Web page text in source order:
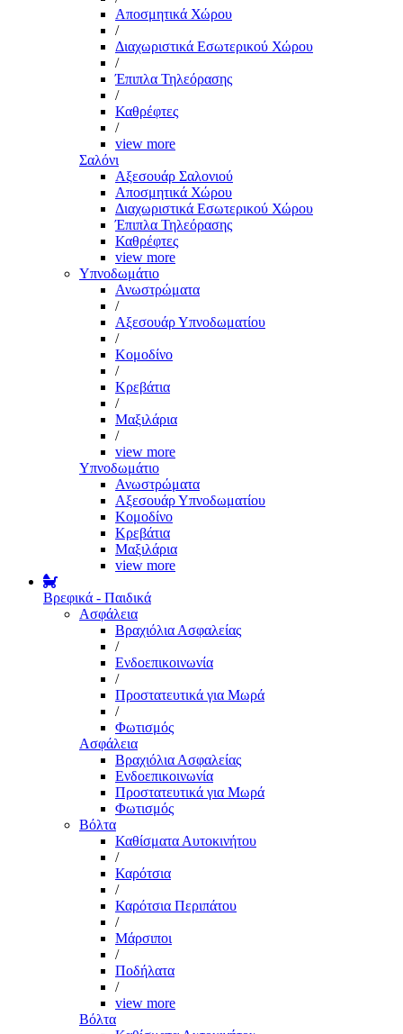
Αποσμητικά Χώρου
/
Διαχωριστικά Εσωτερικού Χώρου
/
Έπιπλα Τηλεόρασης
/
Καθρέφτες
/
view more
Σαλόνι
Αξεσουάρ Σαλονιού
Αποσμητικά Χώρου
Διαχωριστικά Εσωτερικού Χώρου
Έπιπλα Τηλεόρασης
Καθρέφτες
view more
Υπνοδωμάτιο
Ανωστρώματα
/
Αξεσουάρ Υπνοδωματίου
/
Κομοδίνο
/
Κρεβάτια
/
Μαξιλάρια
/
view more
Υπνοδωμάτιο
Ανωστρώματα
Αξεσουάρ Υπνοδωματίου
Κομοδίνο
Κρεβάτια
Μαξιλάρια
view more
Βρεφικά - Παιδικά
Ασφάλεια
Βραχιόλια Ασφαλείας
/
Ενδοεπικοινωνία
/
Προστατευτικά για Μωρά
/
Φωτισμός
Ασφάλεια
Βραχιόλια Ασφαλείας
Ενδοεπικοινωνία
Προστατευτικά για Μωρά
Φωτισμός
Βόλτα
Καθίσματα Αυτοκινήτου
/
Καρότσια
/
Καρότσια Περιπάτου
/
Μάρσιποι
/
Ποδήλατα
/
view more
Βόλτα